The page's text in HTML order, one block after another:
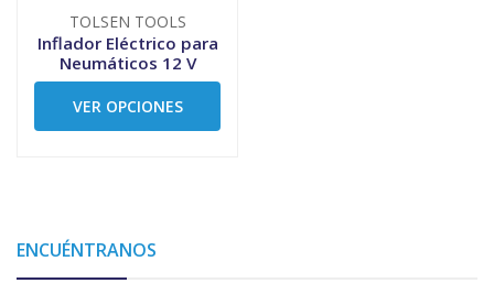
TOLSEN TOOLS
Inflador Eléctrico para
Neumáticos 12 V
VER OPCIONES
ENCUÉNTRANOS